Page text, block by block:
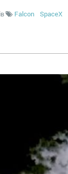
Falcon SpaceX